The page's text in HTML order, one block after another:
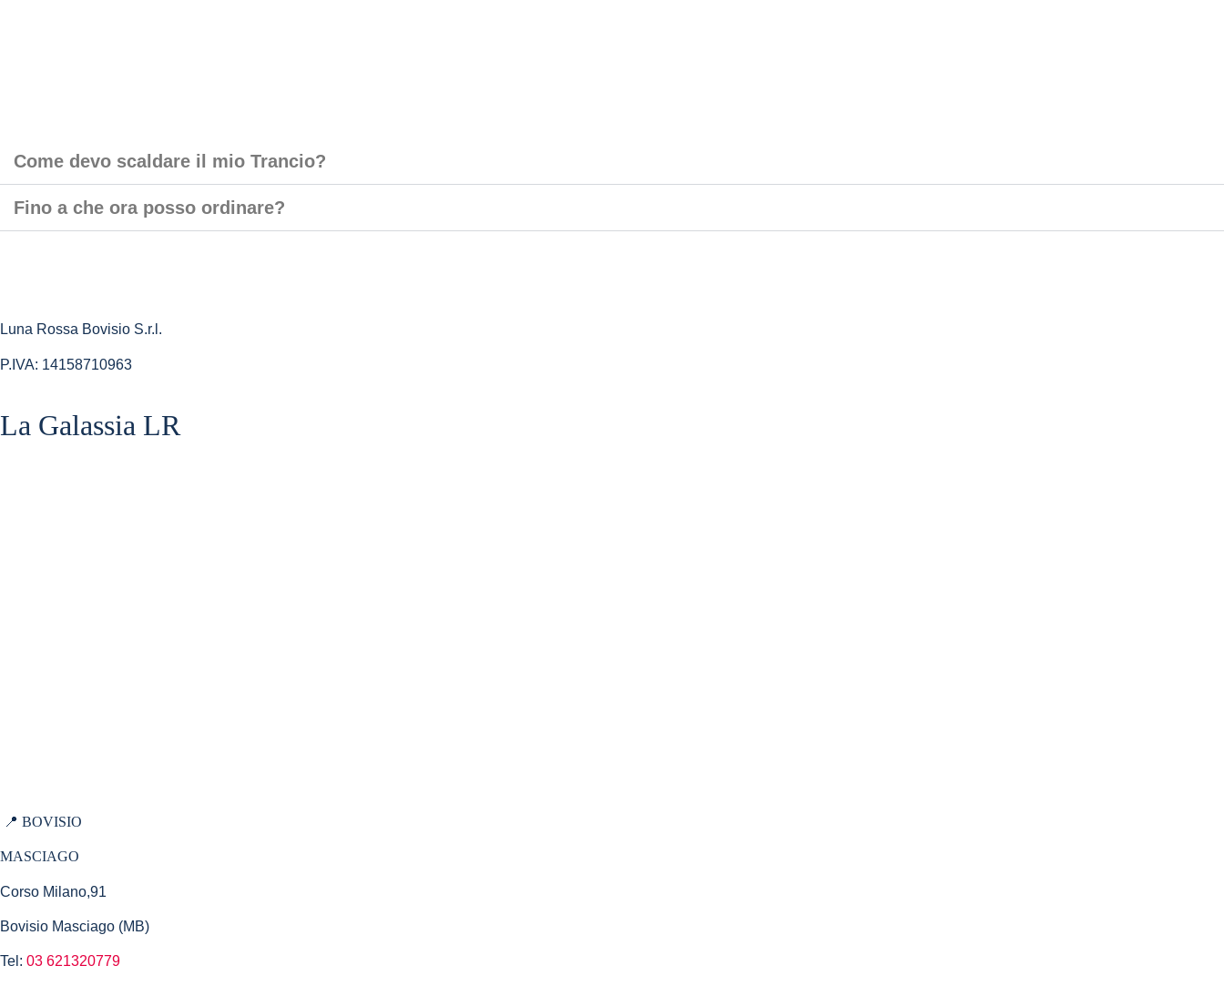
Come devo scaldare il mio Trancio?
Fino a che ora posso ordinare?
Luna Rossa Bovisio S.r.l.
P.IVA: 14158710963
La Galassia LR​
📍 BOVISIO
MASCIAGO
Corso Milano,91
Bovisio Masciago (MB)
Tel: 03 621320779